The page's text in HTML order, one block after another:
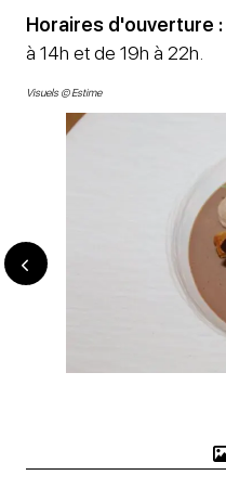
Horaires d'ouverture :
à 14h et de 19h à 22h.
Visuels © Estime